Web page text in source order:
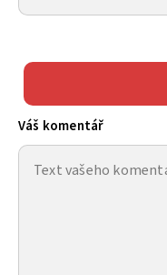
Váš komentář